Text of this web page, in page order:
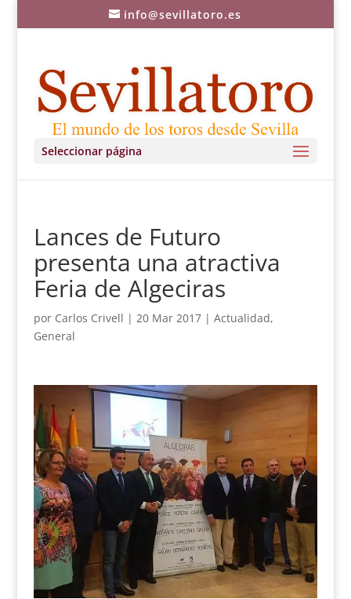
info@sevillatoro.es
Seleccionar página
Lances de Futuro
presenta una atractiva
Feria de Algeciras
por Carlos Crivell | 20 Mar 2017| Actualidad,
General